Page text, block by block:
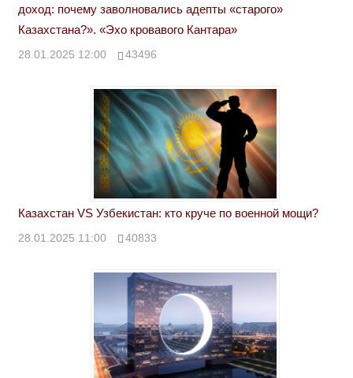
доход: почему заволновались адепты «старого»
Казахстана?». «Эхо кровавого Кантара»
28.01.2025 12:00 43496
Казахстан VS Узбекистан: кто круче по военной мощи?
28.01.2025 11:00 40833